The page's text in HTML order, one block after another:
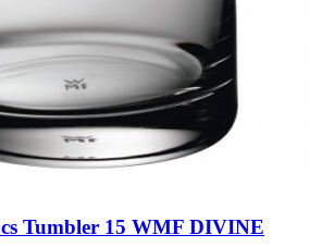
Tumbler 15 WMF DIVINE